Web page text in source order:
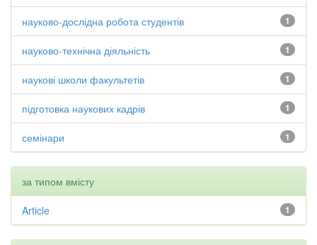
1
науково-дослідна робота студентів
1
науково-технічна діяльність
1
наукові школи факультетів
1
підготовка наукових кадрів
1
семінари
за типом вмісту
1
Article